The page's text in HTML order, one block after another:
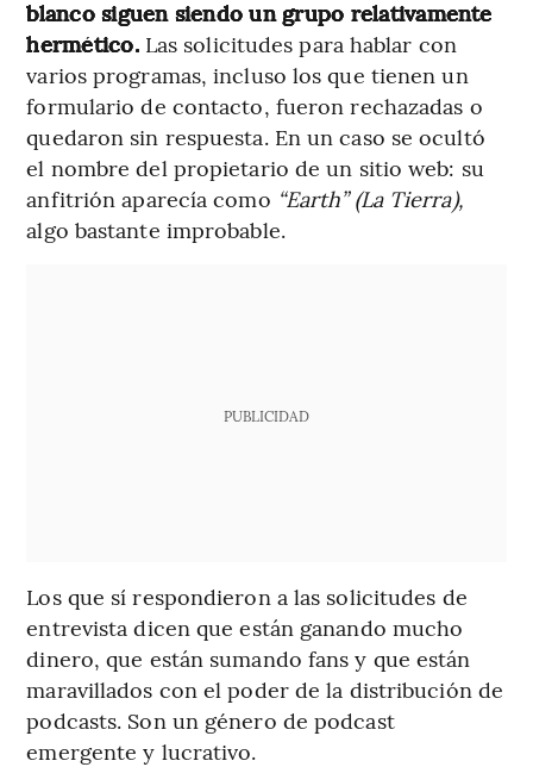
blanco siguen siendo un grupo relativamente
hermético.Las solicitudes para hablar con
varios programas, incluso los que tienen un
formulario de contacto, fueron rechazadas o
quedaron sin respuesta. En un caso se ocultó
el nombre del propietario de un sitio web: su
anfitrión aparecía como “Earth” (La Tierra),
algo bastante improbable.
PUBLICIDAD
Los que sí respondieron a las solicitudes de
entrevista dicen que están ganando mucho
dinero, que están sumando fans y que están
maravillados con el poder de la distribución de
podcasts. Son un género de podcast
emergente y lucrativo.